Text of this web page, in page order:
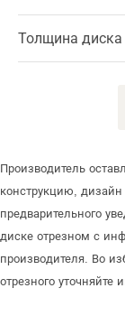
Толщина диска
Производитель
конструкцию,
предварительного
диске отрезном с
производителя. Во
отрезного уточняйте